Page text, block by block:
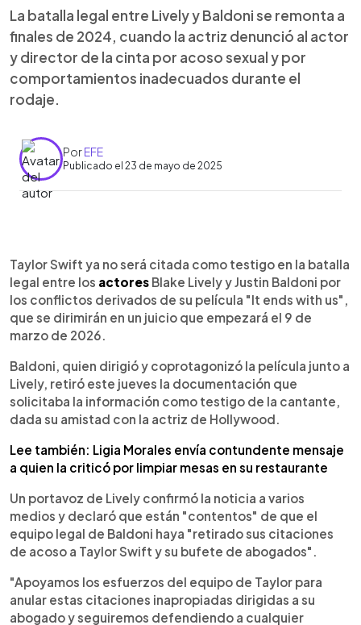
La batalla legal entre Lively y Baldoni se remonta a
finales de 2024, cuando la actriz denunció al actor
y director de la cinta por acoso sexual y por
comportamientos inadecuados durante el
rodaje.
PorEFE
Publicado el 23 de mayo de 2025
► Escuchar artículo
Taylor Swift ya no será citada como testigo en la batalla
legal entre los actores Blake Lively y Justin Baldoni por
los conflictos derivados de su película "It ends with us",
que se dirimirán en un juicio que empezará el 9 de
marzo de 2026.
Baldoni, quien dirigió y coprotagonizó la película junto a
Lively, retiró este jueves la documentación que
solicitaba la información como testigo de la cantante,
dada su amistad con la actriz de Hollywood.
Lee también: Ligia Morales envía contundente mensaje
a quien la criticó por limpiar mesas en su restaurante
Un portavoz de Lively confirmó la noticia a varios
medios y declaró que están "contentos" de que el
equipo legal de Baldoni haya "retirado sus citaciones
de acoso a Taylor Swift y su bufete de abogados".
"Apoyamos los esfuerzos del equipo de Taylor para
anular estas citaciones inapropiadas dirigidas a su
abogado y seguiremos defendiendo a cualquier